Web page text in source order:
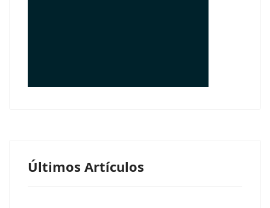
Últimos Artículos